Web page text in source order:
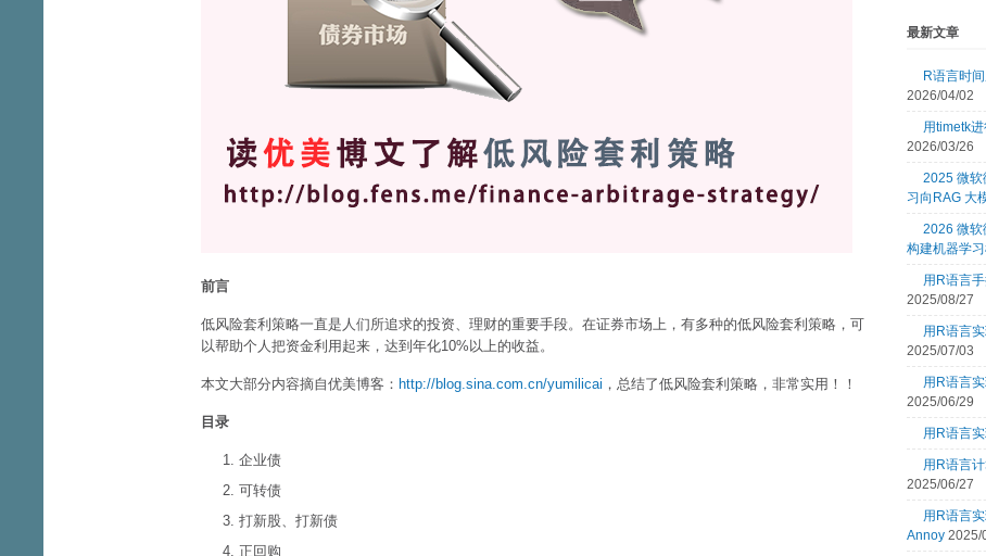
前言
低风险套利策略一直是人们所追求的投资、理财的重要手段。在证券市场上，有多种的低风险套利策略，可
以帮助个人把资金利用起来，达到年化10%以上的收益。
本文大部分内容摘自优美博客： http://blog.sina.com.cn/yumilicai ，总结了低风险套利策略，非常实用！！
目录
企业债
可转债
打新股、打新债
正回购
最新文章
R语言时
2026/04/02
用timetk
2026/03/26
2025 微软
习向RAG 大
2026 微软
构建机器学
用R语言
2025/08/27
用R语言
2025/07/03
用R语言
2025/06/29
用R语言
用R语言
2025/06/27
用R语言
Annoy 2025/